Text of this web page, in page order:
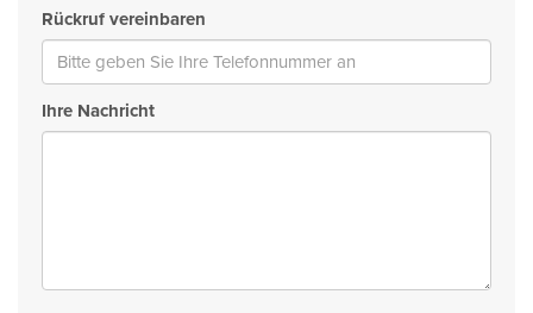
Rückruf vereinbaren
Ihre Nachricht